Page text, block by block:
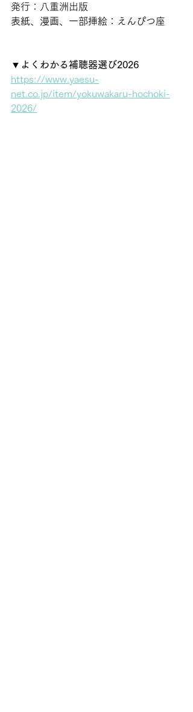
発行：八重洲出版
表紙、漫画、一部挿絵：えんぴつ座
▼ よくわかる補聴器選び2026
https://www.yaesu-
net.co.jp/item/yokuwakaru-hochoki-
2026/